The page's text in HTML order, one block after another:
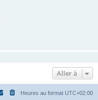
Aller à
Heures au format UTC+02:00